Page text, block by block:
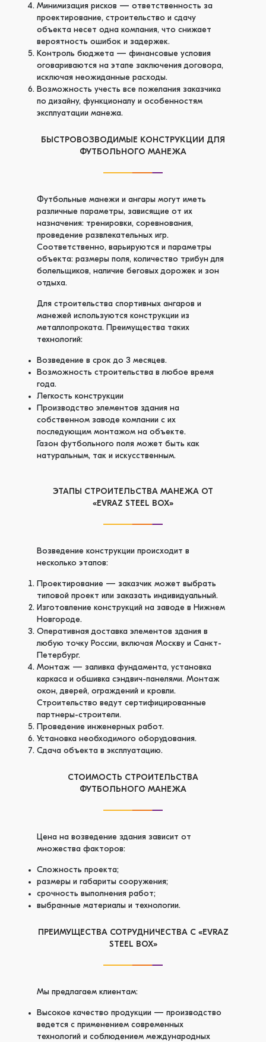
Минимизация рисков — ответственность за
проектирование, строительство и сдачу
объекта несет одна компания, что снижает
вероятность ошибок и задержек.
Контроль бюджета — финансовые условия
оговариваются на этапе заключения договора,
исключая неожиданные расходы.
Возможность учесть все пожелания заказчика
по дизайну, функционалу и особенностям
эксплуатации манежа.
БЫСТРОВОЗВОДИМЫЕ КОНСТРУКЦИИ ДЛЯ
ФУТБОЛЬНОГО МАНЕЖА
Футбольные манежи и ангары могут иметь
различные параметры, зависящие от их
назначения: тренировки, соревнования,
проведение развлекательных игр.
Соответственно, варьируются и параметры
объекта: размеры поля, количество трибун для
болельщиков, наличие беговых дорожек и зон
отдыха.
Для строительства спортивных ангаров и
манежей используются конструкции из
металлопроката. Преимущества таких
технологий:
Возведение в срок до 3 месяцев.
Возможность строительства в любое время
года.
Легкость конструкции
Производство элементов здания на
собственном заводе компании с их
последующим монтажом на объекте.
Газон футбольного поля может быть как
натуральным, так и искусственным.
ЭТАПЫ СТРОИТЕЛЬСТВА МАНЕЖА ОТ
«EVRAZ STEEL BOX»
Возведение конструкции происходит в
несколько этапов:
Проектирование — заказчик может выбрать
типовой проект или заказать индивидуальный.
Изготовление конструкций на заводе в Нижнем
Новгороде.
Оперативная доставка элементов здания в
любую точку России, включая Москву и Санкт-
Петербург.
Монтаж — заливка фундамента, установка
каркаса и обшивка сэндвич-панелями. Монтаж
окон, дверей, ограждений и кровли.
Строительство ведут сертифицированные
партнеры-строители.
Проведение инженерных работ.
Установка необходимого оборудования.
Сдача объекта в эксплуатацию.
СТОИМОСТЬ СТРОИТЕЛЬСТВА
ФУТБОЛЬНОГО МАНЕЖА
Цена на возведение здания зависит от
множества факторов:
Сложность проекта;
размеры и габариты сооружения;
срочность выполнения работ;
выбранные материалы и технологии.
ПРЕИМУЩЕСТВА СОТРУДНИЧЕСТВА С «EVRAZ
STEEL BOX»
Мы предлагаем клиентам:
Высокое качество продукции — производство
ведется с применением современных
технологий и соблюдением международных